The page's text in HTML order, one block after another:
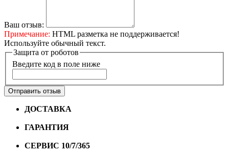
Ваш отзыв:
Примечание: HTML разметка не поддерживается!
Используйте обычный текст.
Защита от роботов
Введите код в поле ниже
Отправить отзыв
ДОСТАВКА
ГАРАНТИЯ
СЕРВИС 10/7/365